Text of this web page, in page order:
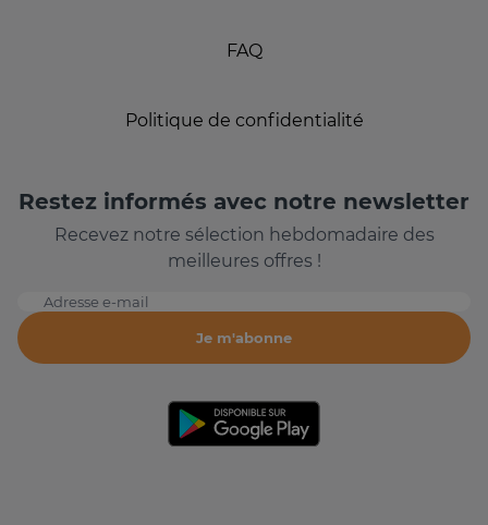
FAQ
Politique de confidentialité
Restez informés avec notre newsletter
Recevez notre sélection hebdomadaire des
meilleures offres !
Adresse e-mail
Je m'abonne